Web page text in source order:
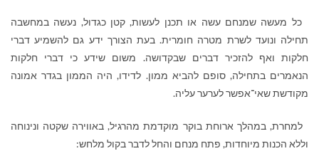
כל מעשה שמנחם עשה או תכנן לעשות, קטן כגדול, נעשה במחשבה
תחילה ונועד לשרת מטרה חומרית. בעת הצורך ידע גם להשמיע דברי
חלקות ואף להזכיר דברים שבקדושה. משום שידע כי דברי חלקות
הנאמרים בתחילה, סופם להביא ממון. לדידו, היה הממון בגדר אמונה
מקודשת שאי־אפשר לערער עליה.
למחרת, במהלך ארוחת בוקר מוקדמת מהרגיל, באווירה שקטה ונינוחה
וללא הכנות מיוחדות, פתח מנחם והחל לדבר בקול מלחש: